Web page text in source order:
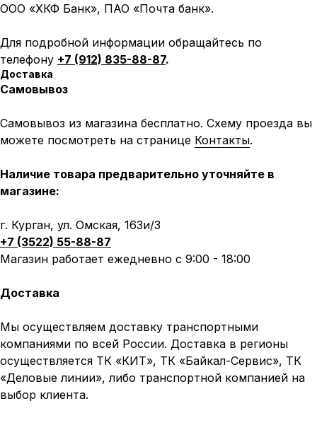
ООО «ХКФ Банк», ПАО «Почта банк».
Для подробной информации обращайтесь по
телефону +7 (912) 835-88-87.
Доставка
Самовывоз
Самовывоз из магазина бесплатно. Схему проезда вы
можете посмотреть на странице Контакты.
Наличие товара предварительно уточняйте в
магазине:
г. Курган, ул. Омская, 163и/3
+7 (3522) 55-88-87
Магазин работает ежедневно с 9:00 - 18:00
Доставка
Мы осуществляем доставку транспортными
компаниями по всей России. Доставка в регионы
осуществляется ТК «КИТ», ТК «Байкал-Сервис», ТК
«Деловые линии», либо транспортной компанией на
выбор клиента.
ИП Каканова Анна Константиновна
ИНН 450164920881
ОГРНИП 325450000003279
2026, МотоТехника45
Вся представленная информация носит
положениями Статьи 437 (2) ГК РФ.
Написать в MAX Написать в Telegram